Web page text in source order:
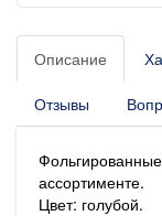
Описание
Отзывы
ассортименте.
Цвет: голубой.